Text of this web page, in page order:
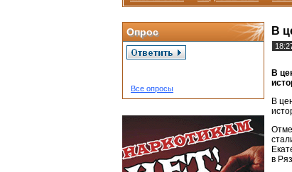
Опрос
Все опросы
В
В
В
в